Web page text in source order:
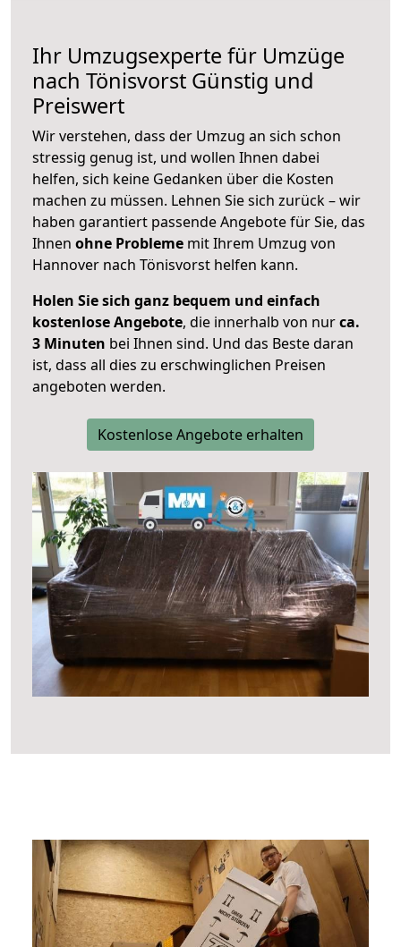
Ihr Umzugsexperte für Umzüge
nach Tönisvorst Günstig und
Preiswert
Wir verstehen, dass der Umzug an sich schon
stressig genug ist, und wollen Ihnen dabei
helfen, sich keine Gedanken über die Kosten
machen zu müssen. Lehnen Sie sich zurück – wir
haben garantiert passende Angebote für Sie, das
Ihnen ohne Probleme mit Ihrem Umzug von
Hannover nach Tönisvorst helfen kann.
Holen Sie sich ganz bequem und einfach
kostenlose Angebote, die innerhalb von nurca.
3 Minuten bei Ihnen sind. Und das Beste daran
ist, dass all dies zu erschwinglichen Preisen
angeboten werden.
Kostenlose Angebote erhalten